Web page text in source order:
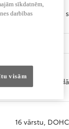
7,2 s
4 rindā
16 vārstu, DOHC
sīkdatnēm,
darbības
visām